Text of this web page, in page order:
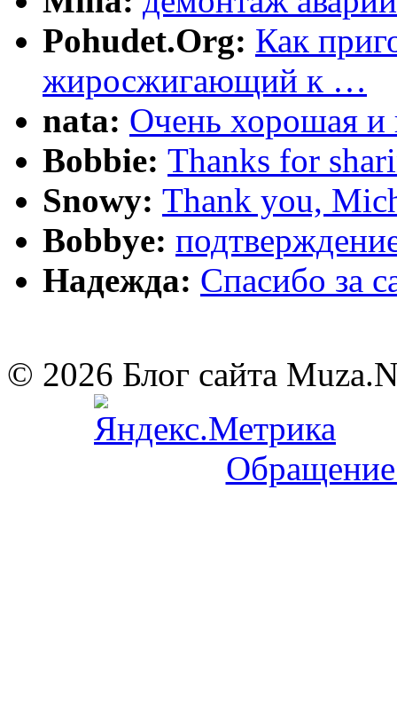
Pohudet.Org: Как
жиросжигающий к …
nata: Очень хорошая и
Bobbie: Thanks for
Snowy: Thank you,
Bobbye:
Надежда: Cпасибо за
© 2026 Блог сайта
Обращение